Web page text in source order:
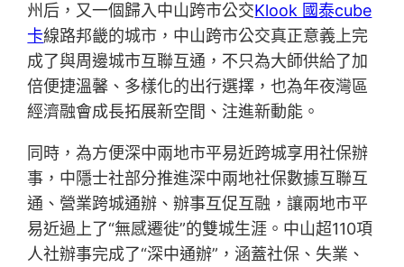
州后，又一個歸入中山跨市公交Klook 國泰cube
卡線路邦畿的城市，中山跨市公交真正意義上完
成了與周邊城市互聯互通，不只為大師供給了加
倍便捷溫馨、多樣化的出行選擇，也為年夜灣區
經濟融會成長拓展新空間、注進新動能。
同時，為方便深中兩地市平易近跨城享用社保辦
事，中隱士社部分推進深中兩地社保數據互聯互
通、營業跨城通辦、辦事互促互融，讓兩地市平
易近過上了“無感遷徙”的雙城生涯。中山超110項
人社辦事完成了“深中通辦”，涵蓋社保、失業、